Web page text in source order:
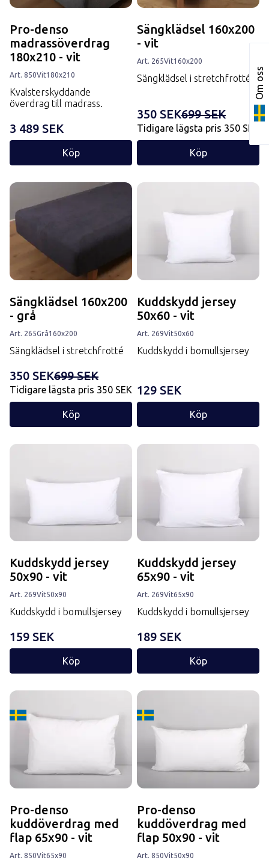
Om oss
Pro-denso
madrassöverdrag
180x210 - vit
Art. 850Vit180x210
Kvalsterskyddande
överdrag till madrass.
3 489 SEK
Köp
Sängklädsel 160x200
- vit
Art. 265Vit160x200
Sängklädsel i stretchfrotté
350 SEK699 SEK
Tidigare lägsta pris 350 SEK
Köp
Sängklädsel 160x200
- grå
Art. 265Grå160x200
Sängklädsel i stretchfrotté
350 SEK699 SEK
Tidigare lägsta pris 350 SEK
Köp
Kuddskydd jersey
50x60 - vit
Art. 269Vit50x60
Kuddskydd i bomullsjersey
129 SEK
Köp
Kuddskydd jersey
50x90 - vit
Art. 269Vit50x90
Kuddskydd i bomullsjersey
159 SEK
Köp
Kuddskydd jersey
65x90 - vit
Art. 269Vit65x90
Kuddskydd i bomullsjersey
189 SEK
Köp
Tillverkard i Sverige
Pro-denso
kuddöverdrag med
flap 65x90 - vit
Art. 850Vit65x90
Tillverkard i Sverige
Pro-denso
kuddöverdrag med
flap 50x90 - vit
Art. 850Vit50x90